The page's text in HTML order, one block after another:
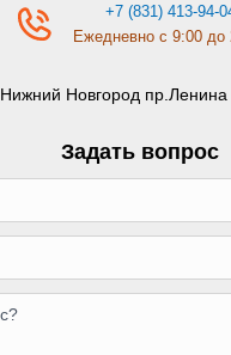
+7 (831) 413-94-
Ежедневно с 9:00 до
Нижний Новгород
Задать вопрос